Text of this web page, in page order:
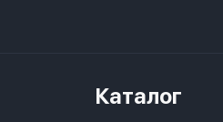
Каталог